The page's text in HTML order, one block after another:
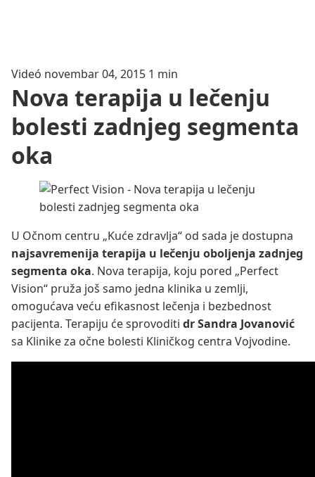
Videó novembar 04, 2015 1 min
Nova terapija u lečenju
bolesti zadnjeg segmenta
oka
U Očnom centru „Kuće zdravlja“ od sada je dostupna
najsavremenija terapija u lečenju oboljenja zadnjeg
segmenta oka. Nova terapija, koju pored „Perfect
Vision“ pruža još samo jedna klinika u zemlji,
omogućava veću efikasnost lečenja i bezbednost
pacijenta. Terapiju će sprovoditi dr Sandra Jovanović
sa Klinike za očne bolesti Kliničkog centra Vojvodine.